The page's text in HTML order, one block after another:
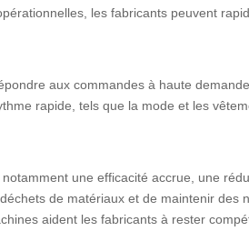
les fabricants peuvent
aux commandes à haute
rapide, tels que la mode et les
une efficacité accrue, une
de matériaux et de maintenir des
aident les fabricants à rester